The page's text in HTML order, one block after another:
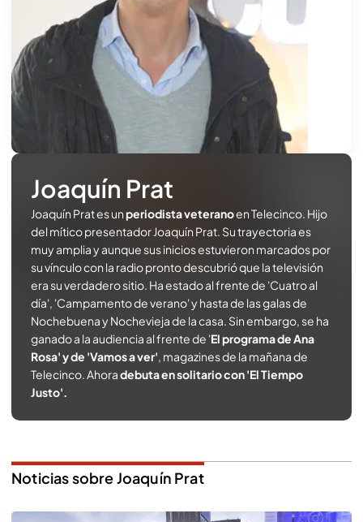
Joaquín Prat
Joaquín Prat es unperiodista veteranoen Telecinco. Hijo
del mítico presentador Joaquín Prat. Su trayectoria es
muy amplia y aunque sus inicios estuvieron marcados por
su vínculo con la radio pronto descubrió que la televisión
era su verdadero sitio. Ha estado al frente de 'Cuatro al
día', 'Campamento de verano' y hasta de las galas de
Nochebuena y Nochevieja de la casa. Sin embargo, se ha
ganado a la audiencia al frente de 'El programa de Ana
Rosa' y de 'Vamos a ver', magazines de la mañana de
Telecinco. Ahoradebuta en solitario con 'El Tiempo
Justo'.
Noticias sobre Joaquín Prat